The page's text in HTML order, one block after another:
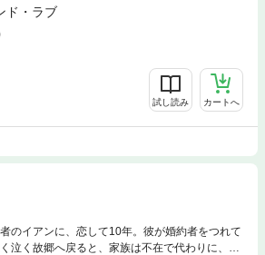
ド・ラブ
試し読み カートへ
のイアンに、恋して10年。彼が婚約者をつれて
泣く故郷へ戻ると、家族は不在で代わりに、な